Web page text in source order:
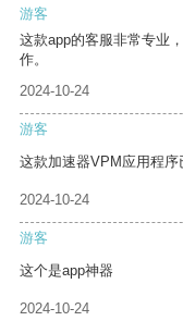
游客
这款app的客服非常专业
作。
2024-10-24
游客
这款加速器VPM应用程序
2024-10-24
游客
这个是app神器
2024-10-24